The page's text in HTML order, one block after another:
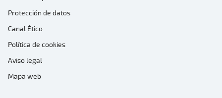
Protección de datos
Canal Ético
Política de cookies
Aviso legal
Mapa web